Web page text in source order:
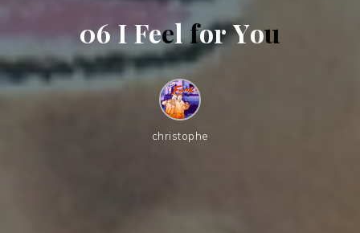
06IFeelforYou
christophe